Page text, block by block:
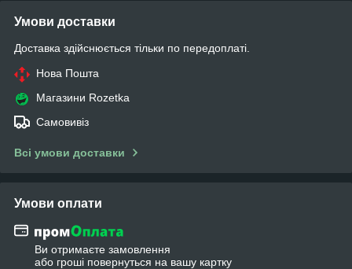
Умови доставки
Доставка здійснюється тільки по передоплаті.
Нова Пошта
Магазини Rozetka
Самовивіз
Всі умови доставки
Умови оплати
Ви отримаєте замовлення
або гроші повернуться на вашу картку